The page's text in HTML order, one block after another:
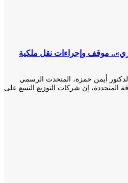
موقف وإجراءات نقل ملكية
أيمن حمزة، المتحدث الرسمي
إن شركات التوزيع التسع على